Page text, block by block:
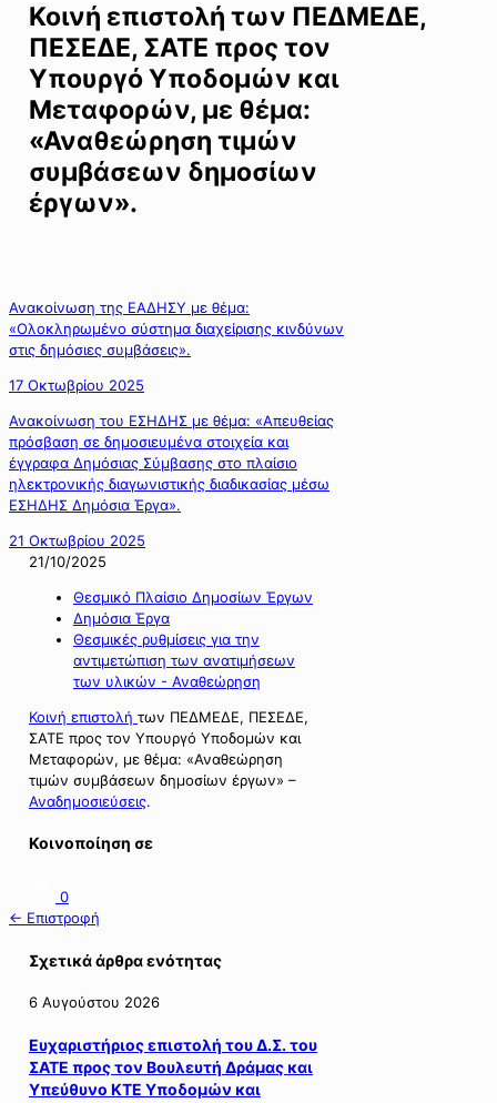
Κοινή επιστολή των ΠΕΔΜΕΔΕ,
ΠΕΣΕΔΕ, ΣΑΤΕ προς τον
Υπουργό Υποδομών και
Μεταφορών, με θέμα:
«Αναθεώρηση τιμών
συμβάσεων δημοσίων
έργων».
Ανακοίνωση της ΕΑΔΗΣΥ με θέμα:
«Ολοκληρωμένο σύστημα διαχείρισης κινδύνων
στις δημόσιες συμβάσεις».
17 Οκτωβρίου 2025
Ανακοίνωση του ΕΣΗΔΗΣ με θέμα: «Απευθείας
πρόσβαση σε δημοσιευμένα στοιχεία και
έγγραφα Δημόσιας Σύμβασης στο πλαίσιο
ηλεκτρονικής διαγωνιστικής διαδικασίας μέσω
ΕΣΗΔΗΣ Δημόσια Έργα».
21 Οκτωβρίου 2025
21/10/2025
Θεσμικό Πλαίσιο Δημοσίων Έργων
Δημόσια Έργα
Θεσμικές ρυθμίσεις για την
αντιμετώπιση των ανατιμήσεων
των υλικών - Αναθεώρηση
Κοινή επιστολή των ΠΕΔΜΕΔΕ, ΠΕΣΕΔΕ,
ΣΑΤΕ προς τον Υπουργό Υποδομών και
Μεταφορών, με θέμα: «Αναθεώρηση
τιμών συμβάσεων δημοσίων έργων» –
Αναδημοσιεύσεις.
Κοινοποίηση σε
0
← Επιστροφή
Σχετικά άρθρα ενότητας
6 Αυγούστου 2026
Ευχαριστήριος επιστολή του Δ.Σ. του
ΣΑΤΕ προς τον Βουλευτή Δράμας και
Υπεύθυνο ΚΤΕ Υποδομών και